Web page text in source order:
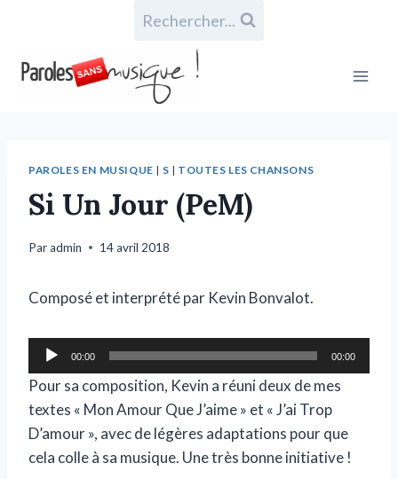
Rechercher...
PAROLES EN MUSIQUE | S | TOUTES LES CHANSONS
Si Un Jour (PeM)
Paradmin 14 avril 2018
Composé et interprété par Kevin Bonvalot.
e
c
t
e
u
00:00 00:00
Pour sa composition, Kevin a réuni deux de mes
textes « Mon Amour Que J’aime » et « J’ai Trop
D’amour », avec de légères adaptations pour que
cela colle à sa musique. Une très bonne initiative !